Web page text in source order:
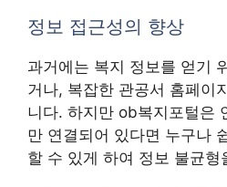
정보 접근성의 향상
과거에는 복지 정보를 얻기
거나, 복잡한 관공서 홈페이
니다. 하지만 ob복지포털은
만 연결되어 있다면 누구나
할 수 있게 하여 정보 불균형